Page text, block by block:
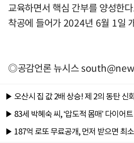
교육하면서 핵심 간부를 양성한
착공에 들어가 2024년 6월 1일
◎공감언론 뉴시스